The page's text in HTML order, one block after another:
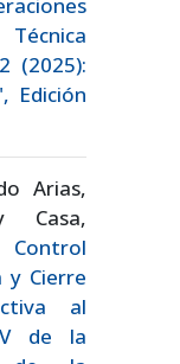
(2025):
Edición
Arias,
Casa,
y Cierre
al
de la